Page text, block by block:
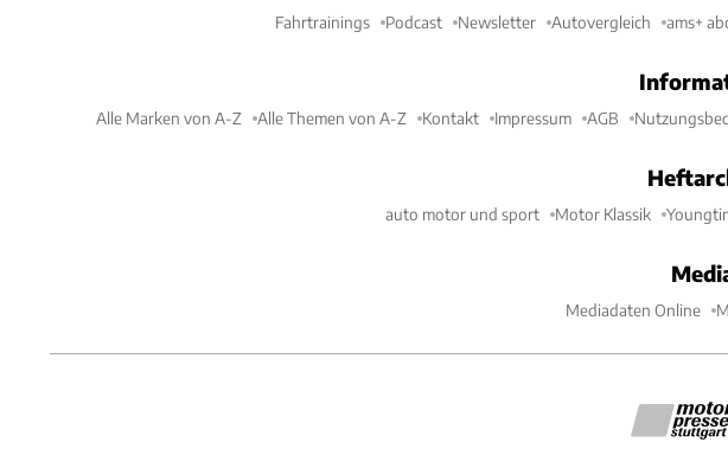
Fahrtrainings Podcast Newsletter Autovergleich ams+
Alle Marken von A-Z Alle Themen von A-Z Kontakt Impressum AGB
auto motor und sport Motor Klassik
Mediadaten Online